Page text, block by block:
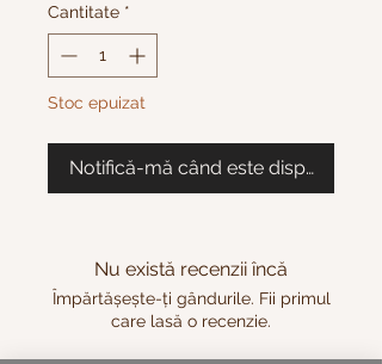
Cantitate *
Stoc epuizat
Notifică-mă când este disponibil
Nu există recenzii încă
Împărtășește-ți gândurile. Fii primul
care lasă o recenzie.